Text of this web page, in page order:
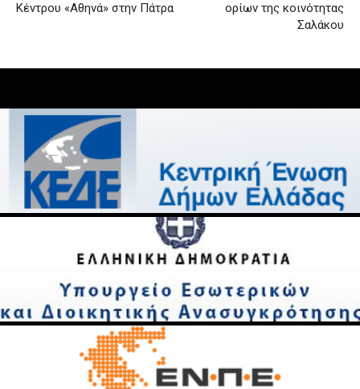
Κέντρου «Αθηνά» στην Πάτρα
ορίων της κοινότητας
Σαλάκου